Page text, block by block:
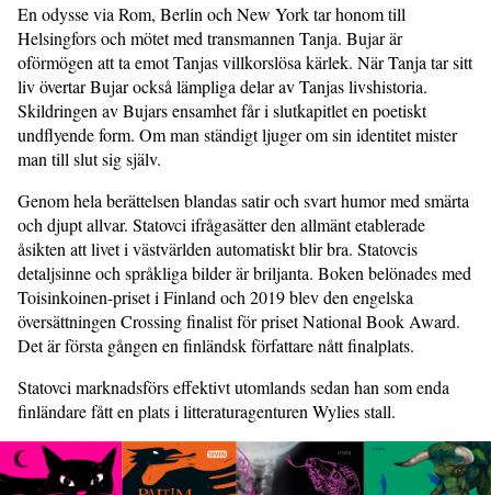
En odysse via Rom, Berlin och New York tar honom till
Helsingfors och mötet med transmannen Tanja. Bujar är
oförmögen att ta emot Tanjas villkorslösa kärlek. När Tanja tar sitt
liv övertar Bujar också lämpliga delar av Tanjas livshistoria.
Skildringen av Bujars ensamhet får i slutkapitlet en poetiskt
undflyende form. Om man ständigt ljuger om sin identitet mister
man till slut sig själv.
Genom hela berättelsen blandas satir och svart humor med smärta
och djupt allvar. Statovci ifrågasätter den allmänt etablerade
åsikten att livet i västvärlden automatiskt blir bra. Statovcis
detaljsinne och språkliga bilder är briljanta. Boken belönades med
Toisinkoinen-priset i Finland och 2019 blev den engelska
översättningen Crossing finalist för priset National Book Award.
Det är första gången en finländsk författare nått finalplats.
Statovci marknadsförs effektivt utomlands sedan han som enda
finländare fått en plats i litteraturagenturen Wylies stall.